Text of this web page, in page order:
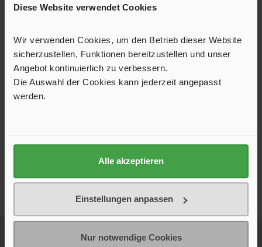
Diese Website verwendet Cookies
Wir verwenden Cookies, um den Betrieb dieser Website
sicherzustellen, Funktionen bereitzustellen und unser
Angebot kontinuierlich zu verbessern.
Die Auswahl der Cookies kann jederzeit angepasst
werden.
Alle akzeptieren
Einstellungen anpassen
Nur notwendige Cookies
Unser Shop ist hervorragend bewertet
zuverlässigen Service und die hohe Qualität unserer
Produkte. Die Bewertungen sind echt und stammen von
verifizierten Käufern – für maximale Transparenz und
Vertrauen beim Einkauf.
Neue Produkte, 5 € Startguthaben bei Erstanmeldung, exklusive Aktionen